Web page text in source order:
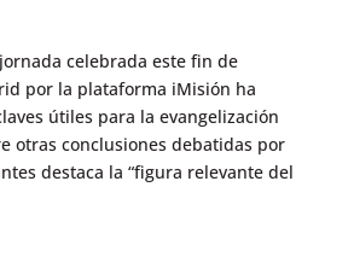
celebrada este fin de
por la plataforma iMisión ha
útiles para la evangelización
otras conclusiones debatidas por
destaca la “figura relevante del